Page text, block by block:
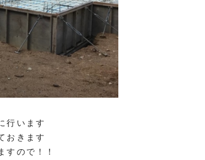
行います
おきます
すので！！